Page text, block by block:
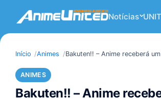
Notícias
Início Animes Bakuten!! – Anime receberá
ANIMES
Bakuten!! – Anime